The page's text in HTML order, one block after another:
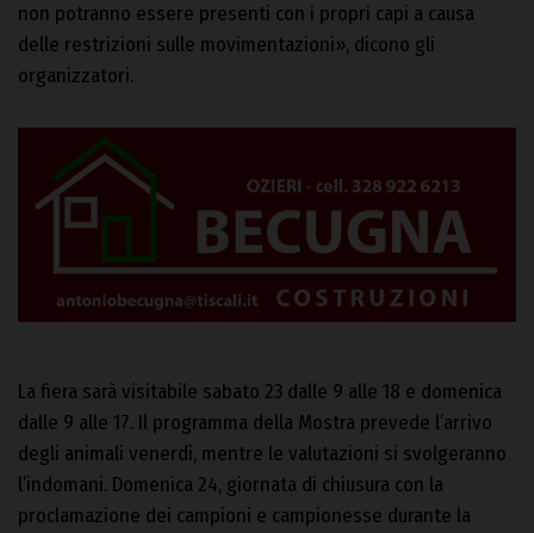
non potranno essere presenti con i propri capi a causa
delle restrizioni sulle movimentazioni», dicono gli
organizzatori.
La fiera sarà visitabile sabato 23 dalle 9 alle 18 e domenica
dalle 9 alle 17. Il programma della Mostra prevede l’arrivo
degli animali venerdì, mentre le valutazioni si svolgeranno
l’indomani. Domenica 24, giornata di chiusura con la
proclamazione dei campioni e campionesse durante la